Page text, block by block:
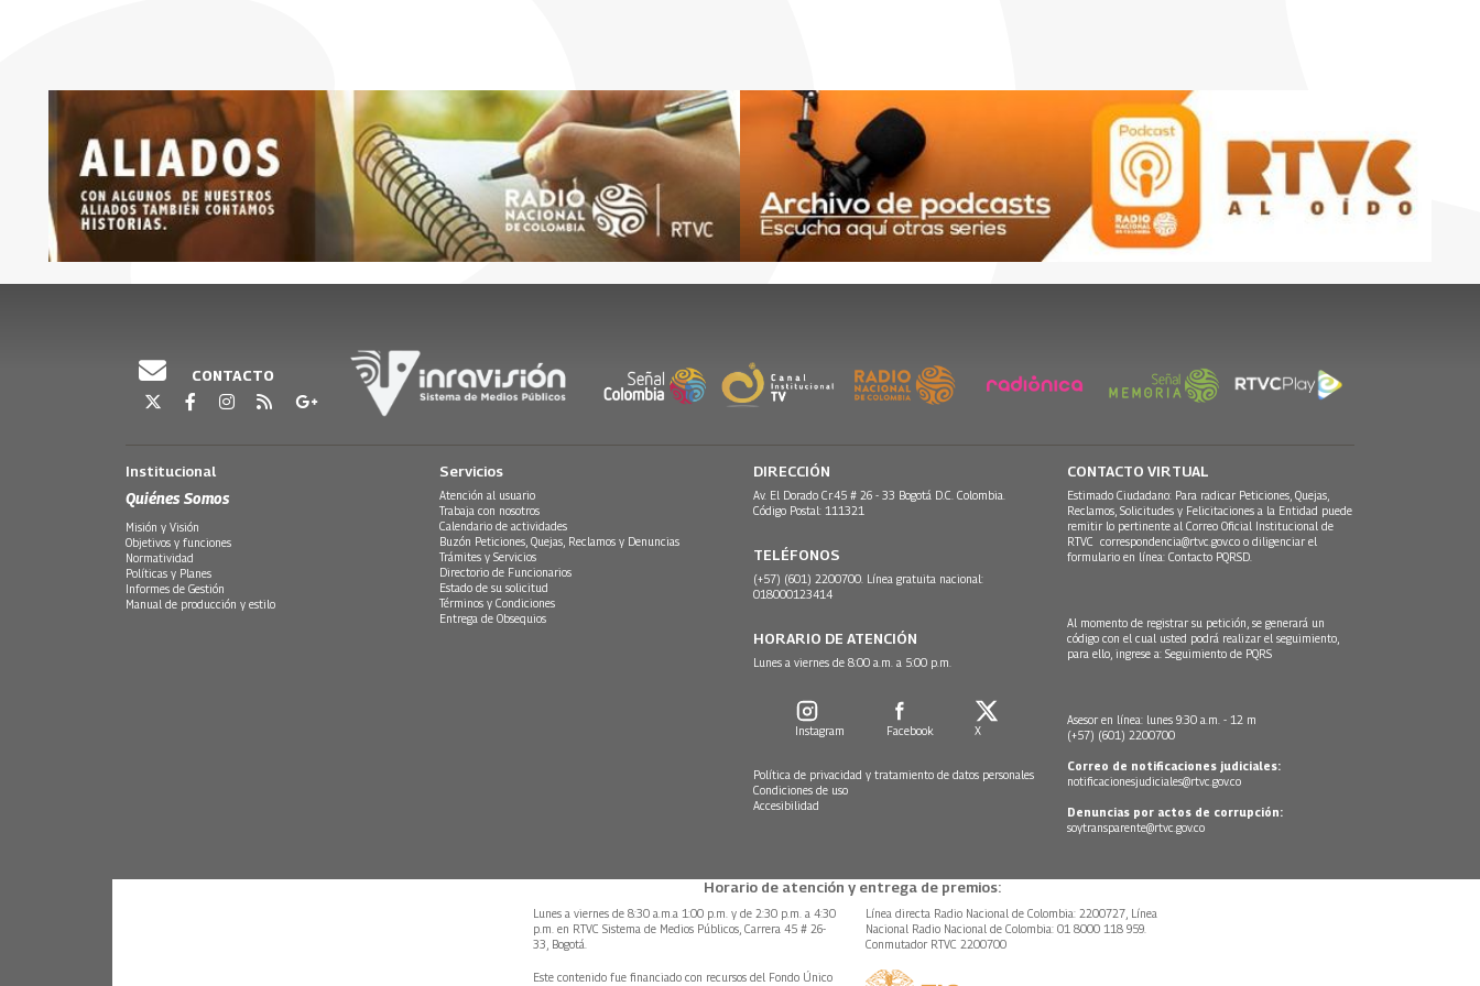
CONTACTO
Institucional
Quiénes Somos
Misión y Visión
Objetivos y funciones
Normatividad
Políticas y Planes
Informes de Gestión
Manual de producción y estilo
Servicios
Atención al usuario
Trabaja con nosotros
Calendario de actividades
Buzón Peticiones, Quejas, Reclamos y Denuncias
Trámites y Servicios
Directorio de Funcionarios
Estado de su solicitud
Términos y Condiciones
Entrega de Obsequios
DIRECCIÓN
Av. El Dorado Cr.45 # 26 - 33 Bogotá D.C. Colombia.
Código Postal: 111321
TELÉFONOS
(+57) (601) 2200700. Línea gratuita nacional:
018000123414
HORARIO DE ATENCIÓN
Lunes a viernes de 8:00 a.m. a 5:00 p.m.
Instagram Facebook X
Política de privacidad y tratamiento de datos personales
Condiciones de uso
Accesibilidad
CONTACTO VIRTUAL
Estimado Ciudadano: Para radicar Peticiones, Quejas,
Reclamos, Solicitudes y Felicitaciones a la Entidad puede
remitir lo pertinente al Correo Oficial Institucional de
RTVC correspondencia@rtvc.gov.co o diligenciar el
formulario en línea: Contacto PQRSD.
Al momento de registrar su petición, se generará un
código con el cual usted podrá realizar el seguimiento,
para ello, ingrese a: Seguimiento de PQRS
Asesor en línea: lunes 9:30 a.m. - 12 m
(+57) (601) 2200700
Correo de notificaciones judiciales:
notificacionesjudiciales@rtvc.gov.co
Denuncias por actos de corrupción:
soytransparente@rtvc.gov.co
Horario de atención y entrega de premios:
Lunes a viernes de 8:30 a.m.a 1:00 p.m. y de 2:30 p.m. a 4:30
p.m. en RTVC Sistema de Medios Públicos, Carrera 45 # 26-
33, Bogotá.
Línea directa Radio Nacional de Colombia: 2200727, Línea
Nacional Radio Nacional de Colombia: 01 8000 118 959.
Conmutador RTVC 2200700
Este contenido fue financiado con recursos del Fondo Único